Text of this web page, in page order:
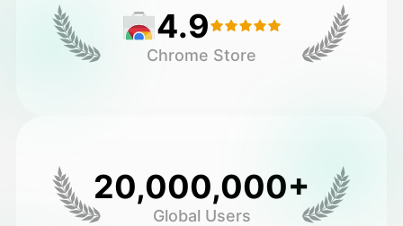
4.9
Chrome Store
20,000,000+
Global Users